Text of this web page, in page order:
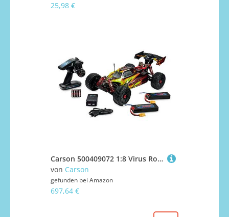
25,98 €
Carson 500409072 1:8 Virus Rocket 120 6S 2.4G 100% RTR - ferngesteuertes Auto, Geschwindigkeit bis zu 120 km/h, inklusive Batterien und Fernsteuerung, 4WD Antrieb, spritzwassergeschützt, Gelb/ Schwarz
von Carson
gefunden bei Amazon
697,64 €